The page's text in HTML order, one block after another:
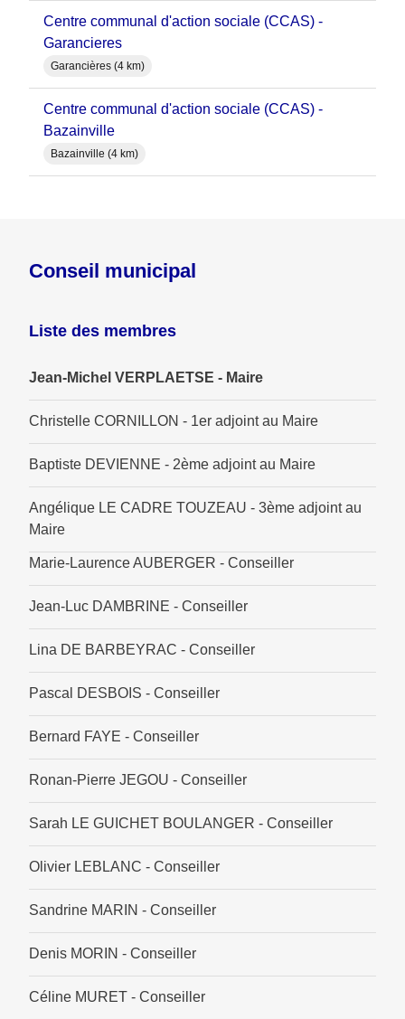
Centre communal d'action sociale (CCAS) -
Garancieres
Garancières (4 km)
Centre communal d'action sociale (CCAS) -
Bazainville
Bazainville (4 km)
Conseil municipal
Liste des membres
Jean-Michel VERPLAETSE - Maire
Christelle CORNILLON - 1er adjoint au Maire
Baptiste DEVIENNE - 2ème adjoint au Maire
Angélique LE CADRE TOUZEAU - 3ème adjoint au
Maire
Marie-Laurence AUBERGER - Conseiller
Jean-Luc DAMBRINE - Conseiller
Lina DE BARBEYRAC - Conseiller
Pascal DESBOIS - Conseiller
Bernard FAYE - Conseiller
Ronan-Pierre JEGOU - Conseiller
Sarah LE GUICHET BOULANGER - Conseiller
Olivier LEBLANC - Conseiller
Sandrine MARIN - Conseiller
Denis MORIN - Conseiller
Céline MURET - Conseiller